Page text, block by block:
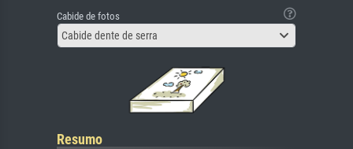
Cabide de fotos
Cabide dente de serra
Resumo